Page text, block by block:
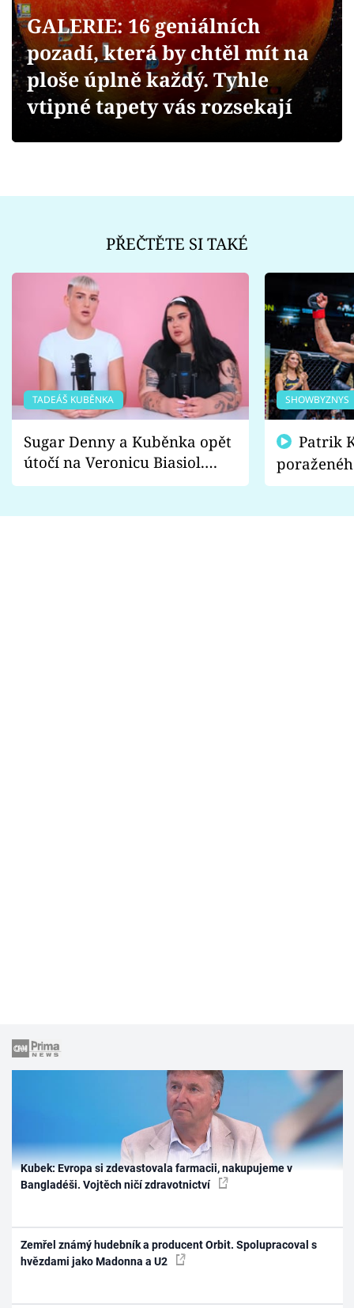
Videa
Sledujte prima+
GALERIE: 16 geniálních
pozadí, která by chtěl mít na
ploše úplně každý. Tyhle
vtipné tapety vás rozsekají
PŘEČTĚTE SI TAKÉ
TADEÁŠ KUBĚNKA
Sugar Denny a Kuběnka opět
útočí na Veronicu Biasiol.
Proč je podle nich falešná a
SHOWBYZNYS
fanoušci
Kubek: Evropa si zdevastovala farmacii, nakupujeme v
Bangladéši. Vojtěch ničí zdravotnictví
Zemřel známý hudebník a producent Orbit. Spolupracoval s
hvězdami jako Madonna a U2